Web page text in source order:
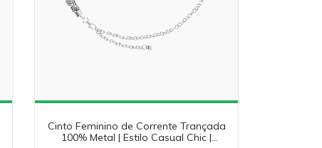
Cinto Feminino de Corrente Trançada
100% Metal | Estilo Casual Chic |